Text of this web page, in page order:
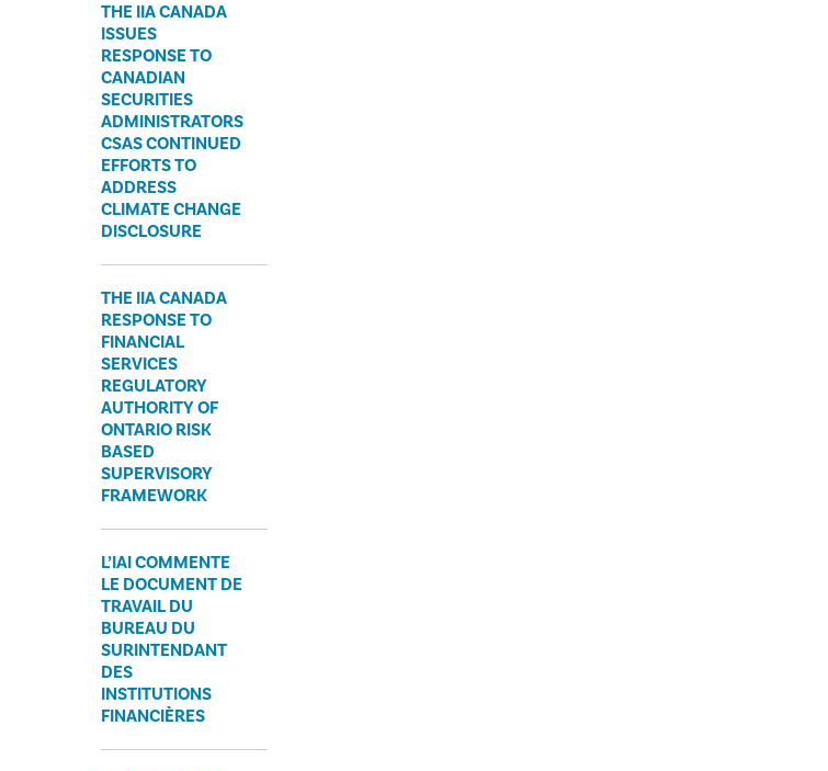
​THE IIA CANADA
ISSUES
RESPONSE TO
CANADIAN
SECURITIES
ADMINISTRATORS
CSAS CONTINUED
EFFORTS TO
ADDRESS
CLIMATE CHANGE
DISCLOSURE
THE IIA CANADA
RESPONSE TO
FINANCIAL
SERVICES
REGULATORY
AUTHORITY OF
ONTARIO RISK
BASED
SUPERVISORY
FRAMEWORK
L’IAI COMMENTE
LE DOCUMENT DE
TRAVAIL DU
BUREAU DU
SURINTENDANT
DES
INSTITUTIONS
FINANCIÈRES